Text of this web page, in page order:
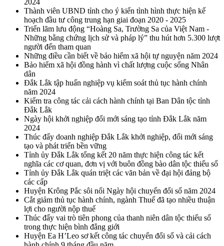
2024
Thành viên UBND tỉnh cho ý kiến tình hình thực hiện kế
hoạch đầu tư công trung hạn giai đoạn 2020 - 2025
Triển lãm lưu động “Hoàng Sa, Trường Sa của Việt Nam -
Những bằng chứng lịch sử và pháp lý” thu hút hơn 5.300 lượt
người đến tham quan
Những điều cần biết về bảo hiểm xã hội tự nguyện năm 2024
Bảo hiểm xã hội đồng hành vì chất lượng cuộc sống Nhân
dân
Đắk Lắk tập huấn nghiệp vụ kiểm soát thủ tục hành chính
năm 2024
Kiểm tra công tác cải cách hành chính tại Ban Dân tộc tỉnh
Đắk Lắk
Ngày hội khởi nghiệp đổi mới sáng tạo tỉnh Đắk Lắk năm
2024
Thúc đẩy doanh nghiệp Đắk Lắk khởi nghiệp, đổi mới sáng
tạo và phát triển bền vững
Tỉnh ủy Đắk Lắk tổng kết 20 năm thực hiện công tác kết
nghĩa các cơ quan, đơn vị với buôn đồng bào dân tộc thiểu số
Tỉnh ủy Đắk Lắk quán triệt các văn bản về đại hội đảng bộ
các cấp
Huyện Krông Pắc sôi nổi Ngày hội chuyển đổi số năm 2024
Cắt giảm thủ tục hành chính, ngành Thuế đã tạo nhiều thuận
lợi cho người nộp thuế
Thúc đẩy vai trò tiên phong của thanh niên dân tộc thiểu số
trong thực hiện bình đẳng giới
Huyện Ea H’Leo sơ kết công tác chuyển đổi số và cải cách